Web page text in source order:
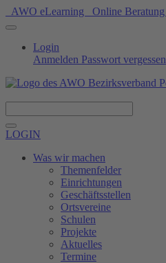
AWO eLearning Online Beratung
Login
Anmelden Passwort vergessen
LOGIN
Was wir machen
Themenfelder
Einrichtungen
Geschäftsstellen
Ortsvereine
Schulen
Projekte
Aktuelles
Termine